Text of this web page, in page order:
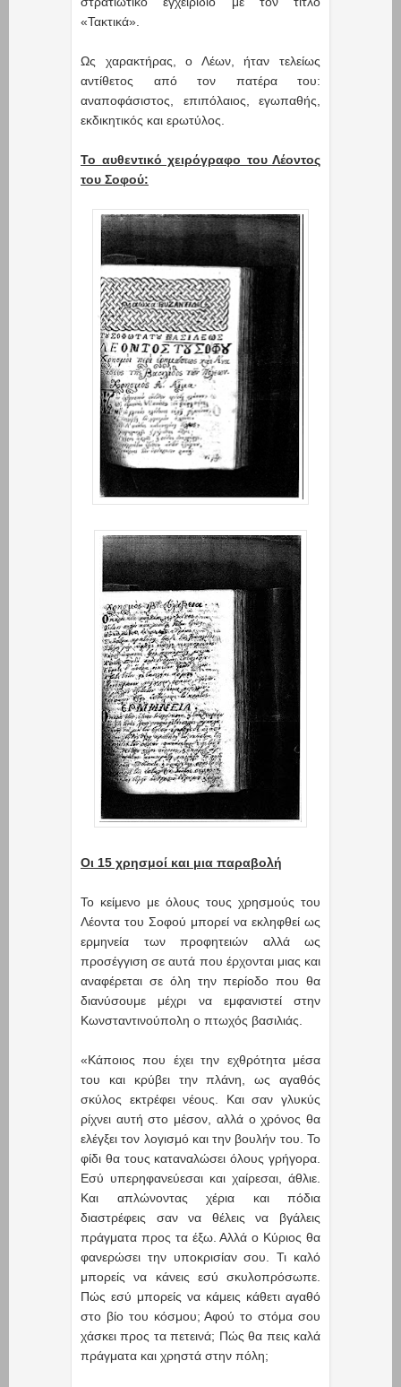
«Τακτικά».
Ως χαρακτήρας, ο Λέων, ήταν τελείως
αντίθετος από τον πατέρα του:
αναποφάσιστος, επιπόλαιος, εγωπαθής,
εκδικητικός και ερωτύλος.
Το αυθεντικό χειρόγραφο του Λέοντος
του Σοφού:
Οι 15 χρησμοί και μια παραβολή
Το κείμενο με όλους τους χρησμούς του
Λέοντα του Σοφού μπορεί να εκληφθεί ως
ερμηνεία των προφητειών αλλά ως
προσέγγιση σε αυτά που έρχονται μιας και
αναφέρεται σε όλη την περίοδο που θα
διανύσουμε μέχρι να εμφανιστεί στην
Κωνσταντινούπολη ο πτωχός βασιλιάς.
«Κάποιος που έχει την εχθρότητα μέσα
του και κρύβει την πλάνη, ως αγαθός
σκύλος εκτρέφει νέους. Και σαν γλυκύς
ρίχνει αυτή στο μέσον, αλλά ο χρόνος θα
ελέγξει τον λογισμό και την βουλήν του. Το
φίδι θα τους καταναλώσει όλους γρήγορα.
Εσύ υπερηφανεύεσαι και χαίρεσαι, άθλιε.
Και απλώνοντας χέρια και πόδια
διαστρέφεις σαν να θέλεις να βγάλεις
πράγματα προς τα έξω. Αλλά ο Κύριος θα
φανερώσει την υποκρισίαν σου. Τι καλό
μπορείς να κάνεις εσύ σκυλοπρόσωπε.
Πώς εσύ μπορείς να κάμεις κάθετι αγαθό
στο βίο του κόσμου; Αφού το στόμα σου
χάσκει προς τα πετεινά; Πώς θα πεις καλά
πράγματα και χρηστά στην πόλη;